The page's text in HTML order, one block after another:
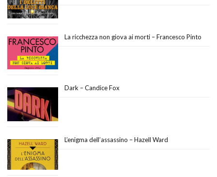
La ricchezza non giova ai morti – Francesco Pinto
Dark – Candice Fox
L’enigma dell’assassino – Hazell Ward